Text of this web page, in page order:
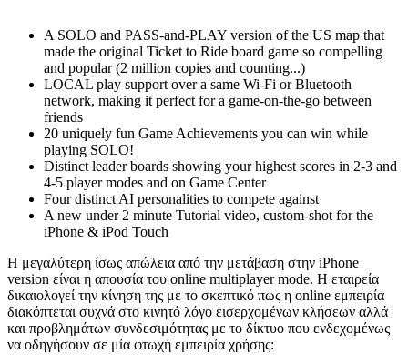
A SOLO and PASS-and-PLAY version of the US map that
made the original Ticket to Ride board game so compelling
and popular (2 million copies and counting...)
LOCAL play support over a same Wi-Fi or Bluetooth
network, making it perfect for a game-on-the-go between
friends
20 uniquely fun Game Achievements you can win while
playing SOLO!
Distinct leader boards showing your highest scores in 2-3 and
4-5 player modes and on Game Center
Four distinct AI personalities to compete against
A new under 2 minute Tutorial video, custom-shot for the
iPhone & iPod Touch
Η μεγαλύτερη ίσως απώλεια από την μετάβαση στην iPhone
version είναι η απουσία του online multiplayer mode. Η εταιρεία
δικαιολογεί την κίνηση της με το σκεπτικό πως η online εμπειρία
διακόπτεται συχνά στο κινητό λόγο εισερχομένων κλήσεων αλλά
και προβλημάτων συνδεσιμότητας με το δίκτυο που ενδεχομένως
να οδηγήσουν σε μία φτωχή εμπειρία χρήσης: